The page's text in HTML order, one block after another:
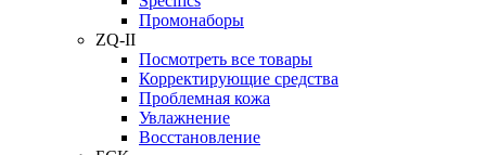
Промонаборы
ZQ-II
Посмотреть все товары
Корректирующие средства
Проблемная кожа
Увлажнение
Восстановление